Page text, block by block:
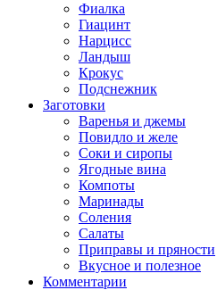
Фиалка
Гиацинт
Нарцисс
Ландыш
Крокус
Подснежник
Заготовки
Варенья и джемы
Повидло и желе
Соки и сиропы
Ягодные вина
Компоты
Маринады
Соления
Салаты
Приправы и пряности
Вкусное и полезное
Комментарии